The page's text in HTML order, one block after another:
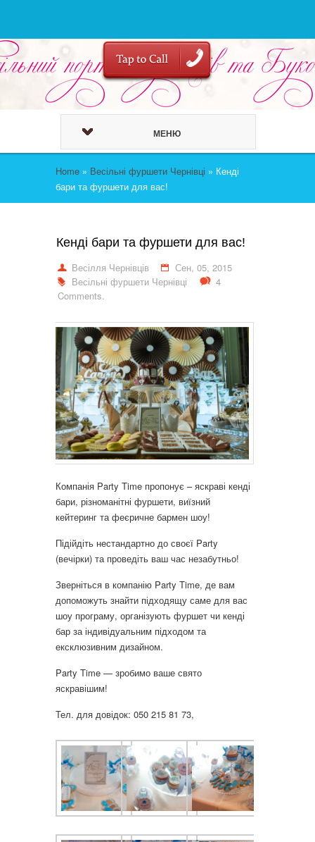
МЕНЮ
Home » Весільні фуршети Чернівці » Кенді
бари та фуршети для вас!
Кенді бари та фуршети для вас!
Весілля Чернівців
Сен, 05, 2015
Весільні фуршети Чернівці
4
Comments.
Компанія Party Time пропонує – яскраві кенді
бари, різноманітні фуршети, виїзний
кейтеринг та феєричне бармен шоу!
Підійдіть нестандартно до своєї Party
(вечірки) та проведіть ваш час незабутньо!
Зверніться в компанію Party Time, де вам
допоможуть знайти підходящу саме для вас
шоу програму, організують фуршет чи кенді
бар за індивідуальним підходом та
ексклюзивним дизайном.
Party Time — зробимо ваше свято
яскравішим!
Тел. для довідок: 050 215 81 73,